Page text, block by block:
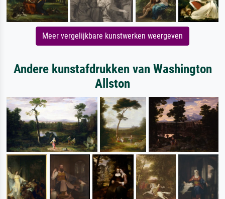
Meer vergelijkbare kunstwerken weergeven
Andere kunstafdrukken van Washington
Allston